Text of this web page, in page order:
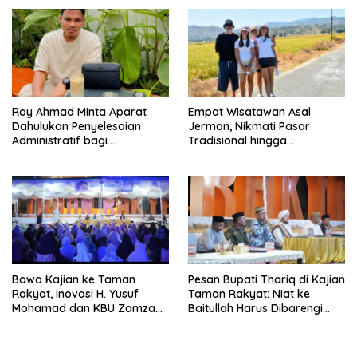
Roy Ahmad Minta Aparat
Dahulukan Penyelesaian
Administratif bagi
Empat Wisatawan Asal
Jerman, Nikmati Pasar
Tradisional hingga
Bawa Kajian ke Taman
Rakyat, Inovasi H. Yusuf
Mohamad dan KBU Zamzam
Pesan Bupati Thariq di Kajian
Taman Rakyat: Niat ke
Baitullah Harus Dibarengi